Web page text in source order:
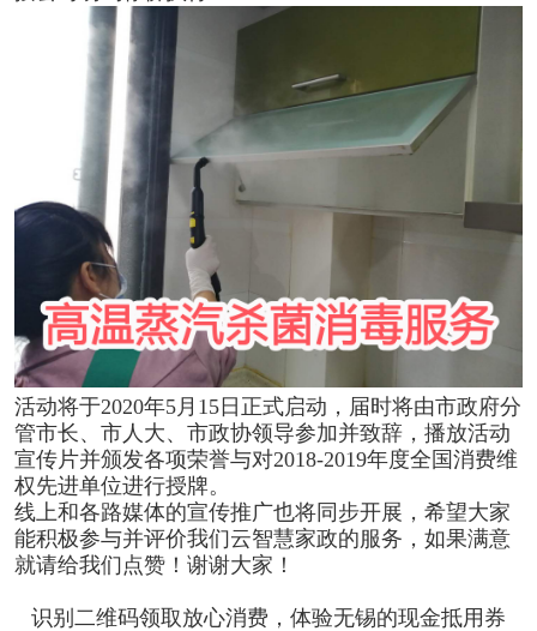
活动将于2020年5月15日正式启动，届时将由市政府分
管市长、市人大、市政协领导参加并致辞，播放活动
宣传片并颁发各项荣誉与对2018-2019年度全国消费维
权先进单位进行授牌。
线上和各路媒体的宣传推广也将同步开展，希望大家
能积极参与并评价我们云智慧家政的服务，如果满意
就请给我们点赞！谢谢大家！
识别二维码领取放心消费，体验无锡的现金抵用券